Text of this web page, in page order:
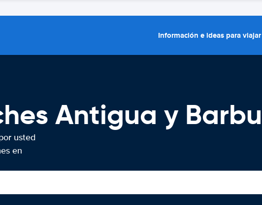
Información e ideas para viajar
Antigua y
usted
en